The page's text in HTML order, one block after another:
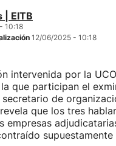
| EITB
10:18
12/06/2025 - 10:18
intervenida por la
que participan el
de
que los tres
empresas
supuestamente